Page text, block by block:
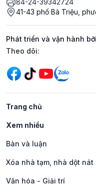
84-24-39342724
41-43 phố Bà Triệu,
Phát triển và vận hành
Mạng xã hội
Theo dõi:
Trang chủ
Xem nhiều
Bàn và luận
Xóa nhà tạm, nhà dột nát
Văn hóa - Giải trí